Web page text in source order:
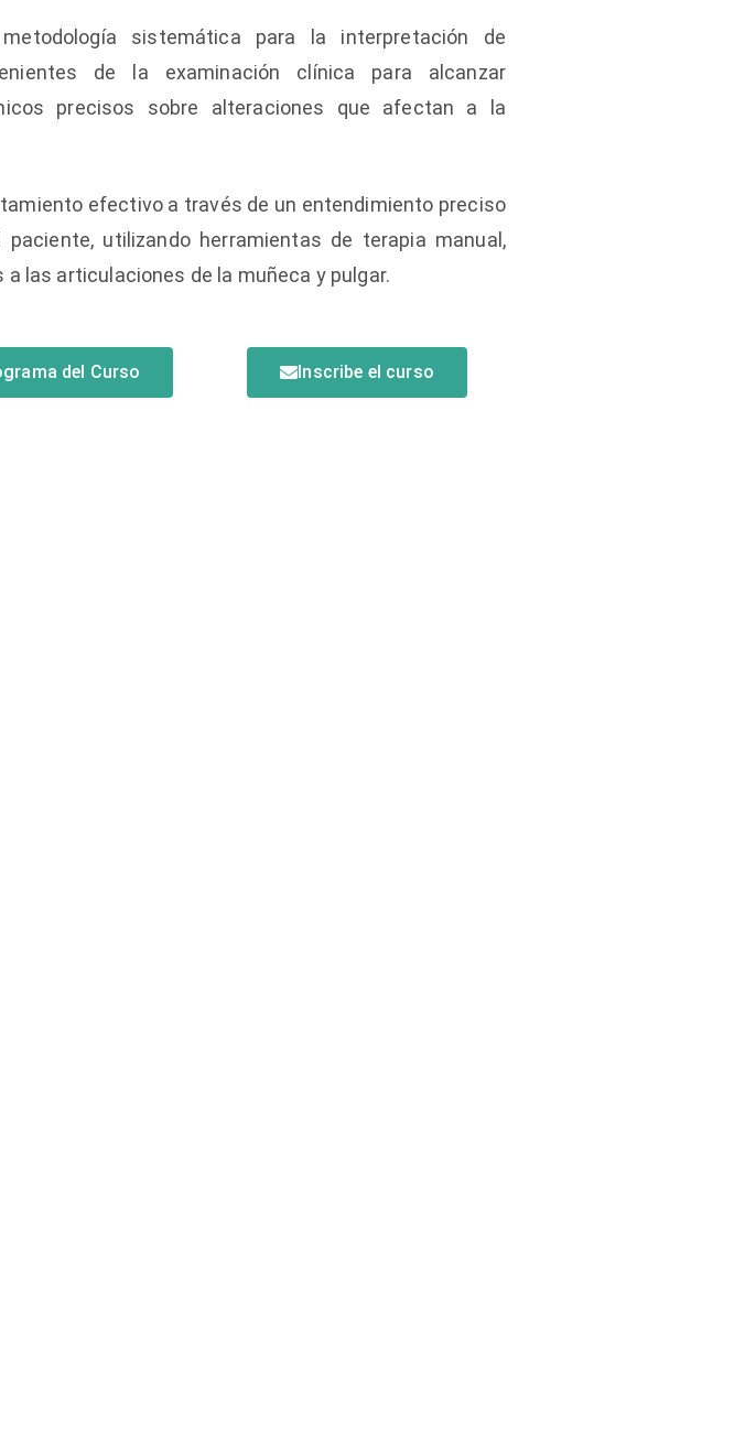
sistemática para la interpretación de
de la examinación clínica para alcanzar
precisos sobre alteraciones que afectan a la
efectivo a través de un entendimiento preciso
paciente, utilizando herramientas de terapia manual,
las articulaciones de la muñeca y pulgar.
del Curso Inscribe el curso